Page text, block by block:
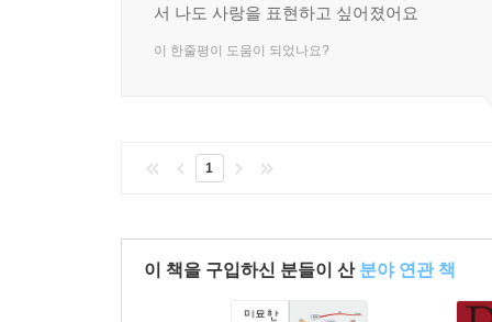
서 나도 사랑을 표현하고 싶어졌어요
이 한줄평이 도움이 되었나요?
1
이 책을 구입하신 분들이 산 분야 연관 책